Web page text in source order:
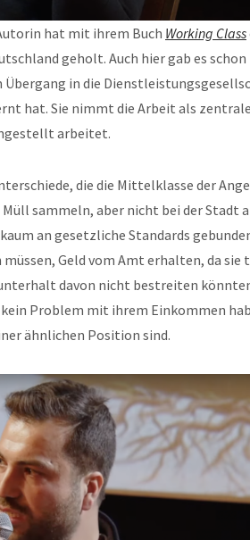
hat mit ihrem Buch Working Class
geholt. Auch hier gab es schon
in die
hat. Sie nimmt die Arbeit als
arbeitet.
die die Mittelklasse der
sammeln, aber nicht bei der Stadt
an gesetzliche Standards
Geld vom Amt erhalten, da
davon nicht bestreiten
Problem mit ihrem Einkommen
ähnlichen Position sind.